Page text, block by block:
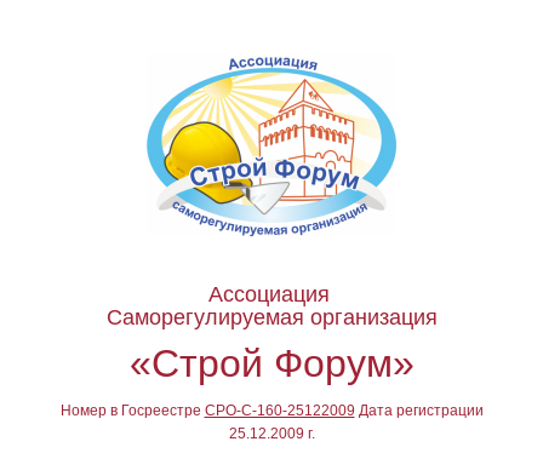
Ассоциация
Саморегулируемая организация
«Строй Форум»
Номер в Госреестре СРО-С-160-25122009 Дата регистрации
25.12.2009 г.